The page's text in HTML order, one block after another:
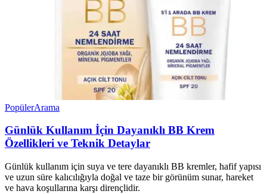
PopülerArama
Günlük Kullanım İçin Dayanıklı BB Krem
Özellikleri ve Teknik Detaylar
Günlük kullanım için suya ve tere dayanıklı BB kremler, hafif yapısı
ve uzun süre kalıcılığıyla doğal ve taze bir görünüm sunar, hareket
ve hava koşullarına karşı dirençlidir.